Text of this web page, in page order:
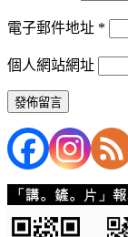
電子郵件地址 *
個人網站網址